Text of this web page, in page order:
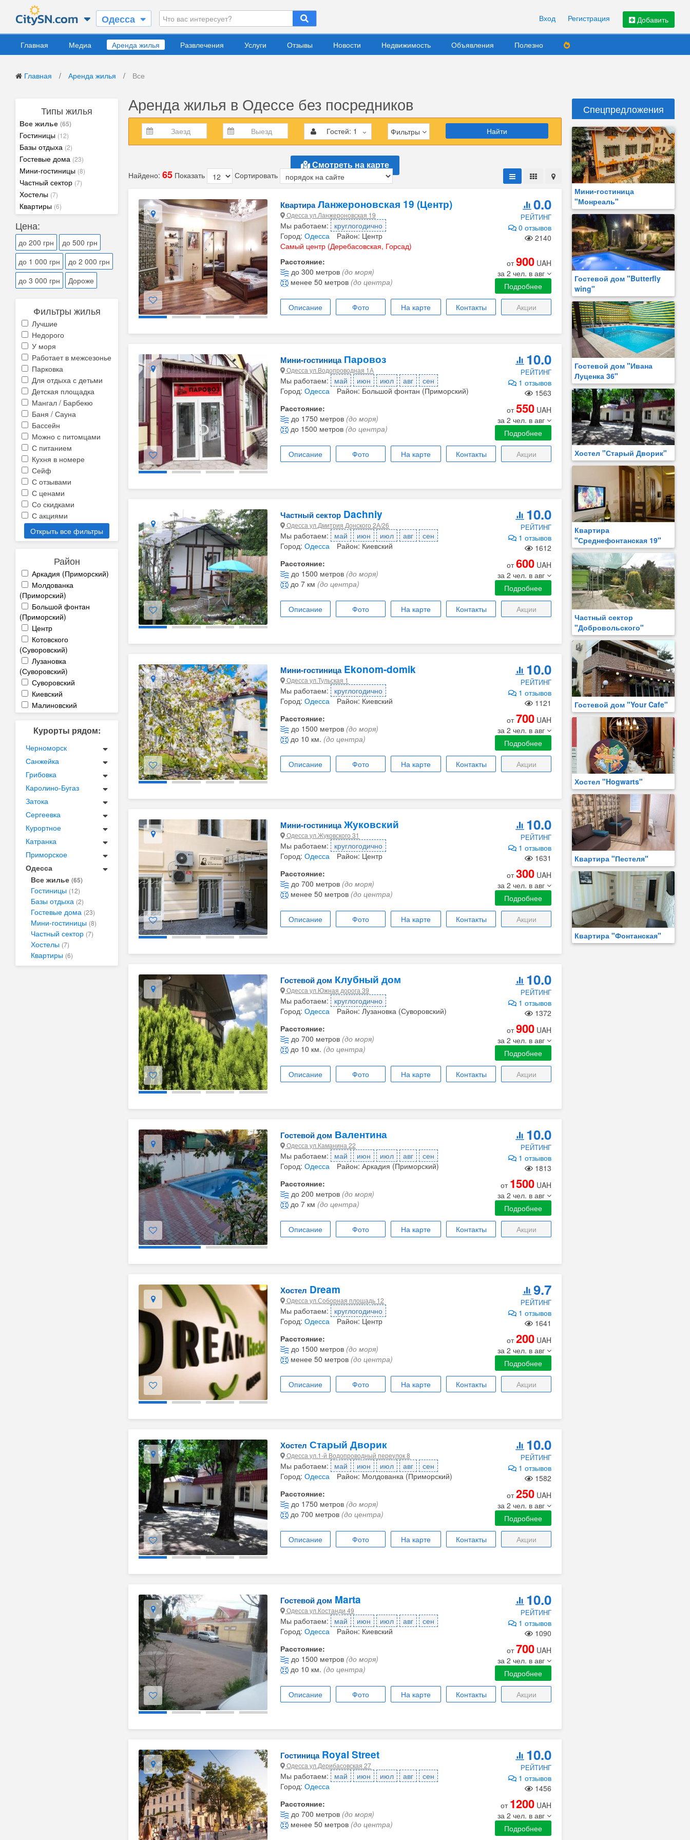
Одесса Добавить
Вход Регистрация
Главная Медиа Аренда жилья Развлечения Услуги Отзывы Новости Недвижимость Объявления Полезно
Главная / Аренда жилья / Все
Типы жилья
Все жилье (65)
Гостиницы (12)
Базы отдыха (2)
Гостевые дома (23)
Мини-гостиницы (8)
Частный сектор (7)
Хостелы (7)
Квартиры (6)
Цена:
до 200 грн
до 500 грн
до 1 000 грн
до 2 000 грн
до 3 000 грн
Дороже
Фильтры жилья
Лучшие
Недорого
У моря
Работает в межсезонье
Парковка
Для отдыха с детьми
Детская площадка
Мангал / Барбекю
Баня / Сауна
Бассейн
Можно с питомцами
С питанием
Кухня в номере
Сейф
С отзывами
С ценами
Со скидками
С акциями
Открыть все фильтры
Район
Аркадия (Приморский)
Молдованка
(Приморский)
Большой фонтан
(Приморский)
Центр
Котовского
(Суворовский)
Лузановка
(Суворовский)
Суворовский
Киевский
Малиновский
Курорты рядом:
Черноморск
Санжейка
Грибовка
Каролино-Бугаз
Затока
Сергеевка
Курортное
Катранка
Приморское
Одесса
Все жилье (65)
Гостиницы (12)
Базы отдыха (2)
Гостевые дома (23)
Мини-гостиницы (8)
Частный сектор (7)
Хостелы (7)
Квартиры (6)
Аренда жилья в Одессе без посредников
Гостей: 1 Фильтры Найти
Смотреть на карте
Найдено: 65 Показать Сортировать
КвартираЛанжероновская 19 (Центр)
Одесса ул.Ланжероновская 19
Мы работаем: круглогодично
Город:Одесса
Район: Центр
Самый центр (Деребасовская, Горсад)
0.0
РЕЙТИНГ
0 отзывов
2140
Расстояние:
до 300 метров (до моря)
менее 50 метров (до центра)
от900UAH
за 2 чел. в авг
Подробнее
Описание Фото На карте Контакты Акции
Мини-гостиницаПаровоз
Одесса ул.Водопроводная 1А
Мы работаем: май июн июл авг
сен
Город:Одесса Район: Большой фонтан (Приморский)
10.0
РЕЙТИНГ
1 отзывов
1563
Расстояние:
до 1750 метров (до моря)
до 1500 метров (до центра)
от550UAH
за 2 чел. в авг
Подробнее
Описание Фото На карте Контакты Акции
Частный сектор Dachniy
Одесса ул.Дмитрия Донского 2А/26
Мы работаем: май июн июл авг
сен
Город:Одесса Район: Киевский
10.0
РЕЙТИНГ
1 отзывов
1612
Расстояние:
до 1500 метров (до моря)
до 7 км (до центра)
от600UAH
за 2 чел. в авг
Подробнее
Описание Фото На карте Контакты Акции
Мини-гостиницаEkonom-domik
Одесса ул.Тульская 1
Мы работаем: круглогодично
Город:Одесса Район: Киевский
10.0
РЕЙТИНГ
1 отзывов
1121
Расстояние:
до 1500 метров (до моря)
до 10 км. (до центра)
от700UAH
за 2 чел. в авг
Подробнее
Описание Фото На карте Контакты Акции
Мини-гостиницаЖуковский
Одесса ул.Жуковского 31
Мы работаем: круглогодично
Город:Одесса Район: Центр
10.0
РЕЙТИНГ
1 отзывов
1631
Расстояние:
до 700 метров (до моря)
менее 50 метров (до центра)
от300UAH
за 2 чел. в авг
Подробнее
Описание Фото На карте Контакты Акции
Гостевой дом Клубный дом
Одесса ул.Южная дорога 39
Мы работаем: круглогодично
Город:Одесса Район: Лузановка (Суворовский)
10.0
РЕЙТИНГ
1 отзывов
1372
Расстояние:
до 700 метров (до моря)
до 10 км. (до центра)
от900UAH
за 2 чел. в авг
Подробнее
Описание Фото На карте Контакты Акции
Гостевой дом Валентина
Одесса ул.Каманина 22
Мы работаем: май июн июл авг
сен
Город:Одесса Район: Аркадия (Приморский)
10.0
РЕЙТИНГ
1 отзывов
1813
Расстояние:
до 200 метров (до моря)
до 7 км (до центра)
от 1500UAH
за 2 чел. в авг
Подробнее
Описание Фото На карте Контакты Акции
Хостел Dream
Одесса ул.Соборная площадь 12
Мы работаем: круглогодично
Город:Одесса Район: Центр
9.7
РЕЙТИНГ
1 отзывов
1641
Расстояние:
до 1500 метров (до моря)
менее 50 метров (до центра)
от200UAH
за 2 чел. в авг
Подробнее
Описание Фото На карте Контакты Акции
Хостел Старый Дворик
Одесса ул.1-й Водопроводный переулок 8
Мы работаем: май июн июл авг
сен
Город:Одесса Район: Молдованка (Приморский)
10.0
РЕЙТИНГ
1 отзывов
1582
Расстояние:
до 1750 метров (до моря)
до 700 метров (до центра)
от250UAH
за 2 чел. в авг
Подробнее
Описание Фото На карте Контакты Акции
Гостевой дом Marta
Одесса ул.Костанди 49
Мы работаем: май июн июл авг
сен
Город:Одесса Район: Киевский
10.0
РЕЙТИНГ
1 отзывов
1090
Расстояние:
до 1500 метров (до моря)
до 10 км. (до центра)
от700UAH
за 2 чел. в авг
Подробнее
Описание Фото На карте Контакты Акции
ГостиницаRoyal Street
Одесса ул.Дерибасовская 27
Мы работаем: май июн июл авг
сен
Город:Одесса
10.0
РЕЙТИНГ
1 отзывов
1456
Расстояние:
до 700 метров (до моря)
менее 50 метров (до центра)
от 1200UAH
за 2 чел. в авг
Подробнее
Спецпредложения
Мини-гостиница
"Монреаль"
Гостевой дом "Butterfly
wing"
Гостевой дом "Ивана
Луценка 36"
Хостел "Старый Дворик"
Квартира
"Среднефонтанская 19"
Частный сектор
"Добровольского"
Гостевой дом "Your Cafe"
Хостел "Hogwarts"
Квартира "Пестеля"
Квартира "Фонтанская"